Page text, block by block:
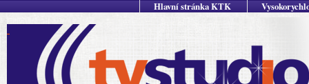
Hlavní stránka KTK